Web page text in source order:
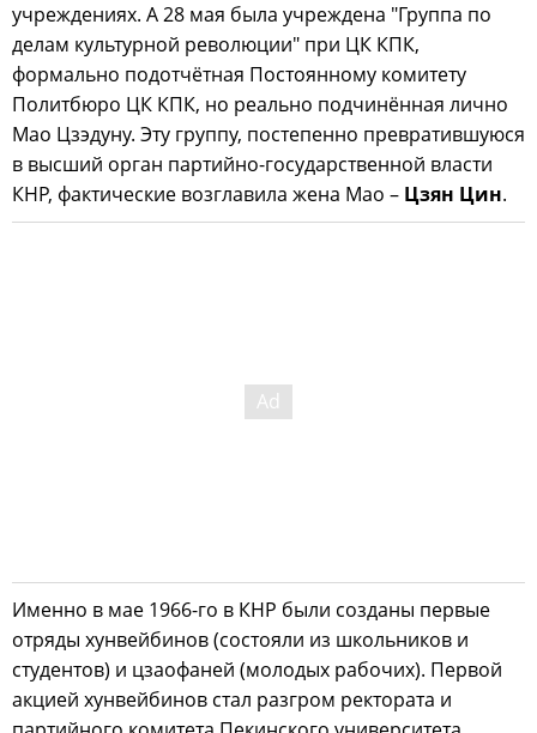
учреждениях. А 28 мая была учреждена "Группа по
делам культурной революции" при ЦК КПК,
формально подотчётная Постоянному комитету
Политбюро ЦК КПК, но реально подчинённая лично
Мао Цзэдуну. Эту группу, постепенно превратившуюся
в высший орган партийно-государственной власти
КНР, фактические возглавила жена Мао – Цзян Цин.
Именно в мае 1966-го в КНР были созданы первые
отряды хунвейбинов (состояли из школьников и
студентов) и цзаофаней (молодых рабочих). Первой
акцией хунвейбинов стал разгром ректората и